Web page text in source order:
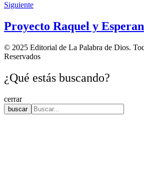
Siguiente
Proyecto Raquel y
© 2025 Editorial de La Palabra de Dios.
Reservados
¿Qué estás buscando?
cerrar
buscar